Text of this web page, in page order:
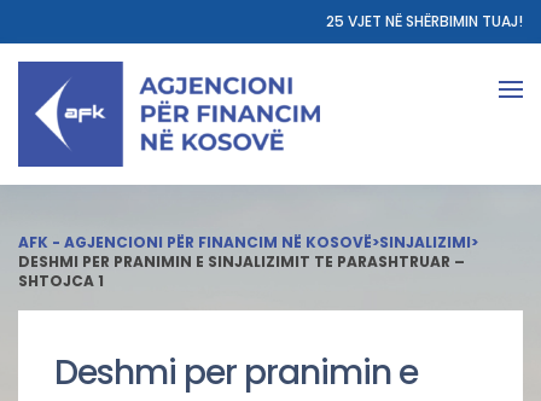
25 VJET NË SHËRBIMIN TUAJ!
AFK - AGJENCIONI PËR FINANCIM NË KOSOVË>SINJALIZIMI>
DESHMI PER PRANIMIN E SINJALIZIMIT TE PARASHTRUAR –
SHTOJCA 1
Deshmi per pranimin e